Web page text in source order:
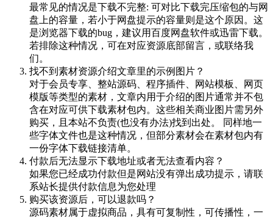
最常见的情况是下载不完整: 可对比下载完压缩包的与网
盘上的容量，若小于网盘提示的容量则是这个原因。这
是浏览器下载的bug，建议用百度网盘软件或迅雷下载。
若排除这种情况，可在对应资源底部留言，或联络我
们。
找不到素材资源介绍文章里的示例图片？
对于会员专享、整站源码、程序插件、网站模板、网页
模版等类型的素材，文章内用于介绍的图片通常并不包
含在对应可供下载素材包内。这些相关商业图片需另外
购买，且本站不负责(也没有办法)找到出处。 同样地一
些字体文件也是这种情况，但部分素材会在素材包内有
一份字体下载链接清单。
付款后无法显示下载地址或者无法查看内容？
如果您已经成功付款但是网站没有弹出成功提示，请联
系站长提供付款信息为您处理
购买该资源后，可以退款吗？
源码素材属于虚拟商品，具有可复制性，可传播性，一